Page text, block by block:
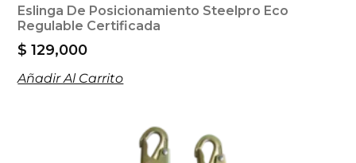
Eslinga De Posicionamiento Steelpro Eco
Regulable Certificada
$ 129,000
Añadir Al Carrito